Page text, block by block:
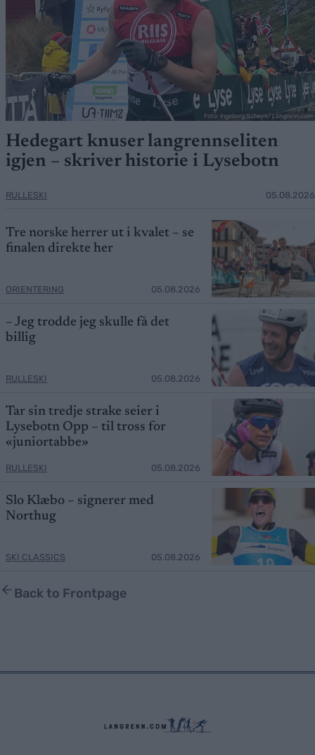
Foto: Ingeborg Scheve/ Langrenn.com
Hedegart knuser langrennseliten
igjen – skriver historie i Lysebotn
RULLESKI 05.08.2026
Tre norske herrer ut i kvalet – se
finalen direkte her
ORIENTERING 05.08.2026
– Jeg trodde jeg skulle få det
billig
RULLESKI 05.08.2026
Tar sin tredje strake seier i
Lysebotn Opp – til tross for
«juniortabbe»
RULLESKI 05.08.2026
Slo Klæbo – signerer med
Northug
SKI CLASSICS 05.08.2026
Back to Frontpage